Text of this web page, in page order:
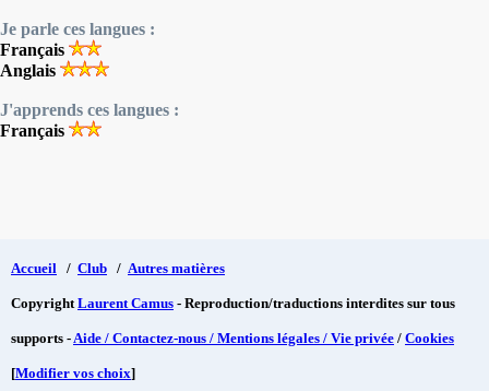
Je parle ces langues :
Français
Anglais
J'apprends ces langues :
Français
Accueil / Club / Autres matières
CopyrightLaurent Camus - Reproduction/traductions interdites sur tous
supports -Aide / Contactez-nous / Mentions légales / Vie privée / Cookies
[Modifier vos choix]